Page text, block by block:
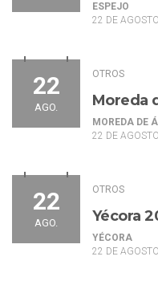
ESPEJO
22 DE
22
AGO.
OTROS
Moreda
MOREDA DE
22 DE
22
AGO.
OTROS
Yécora
YÉCORA
22 DE